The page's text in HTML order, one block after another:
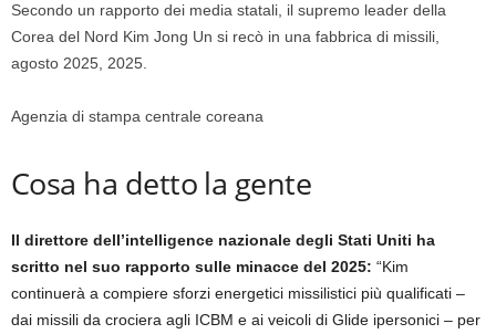
Secondo un rapporto dei media statali, il supremo leader della
Corea del Nord Kim Jong Un si recò in una fabbrica di missili,
agosto 2025, 2025.
Agenzia di stampa centrale coreana
Cosa ha detto la gente
Il direttore dell’intelligence nazionale degli Stati Uniti ha
scritto nel suo rapporto sulle minacce del 2025: “Kim
continuerà a compiere sforzi energetici missilistici più qualificati –
dai missili da crociera agli ICBM e ai veicoli di Glide ipersonici – per